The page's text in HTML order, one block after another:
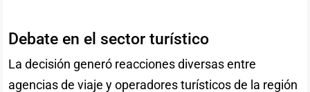
Debate en el sector turístico
La decisión generó reacciones diversas entre
agencias de viaje y operadores turísticos de la región